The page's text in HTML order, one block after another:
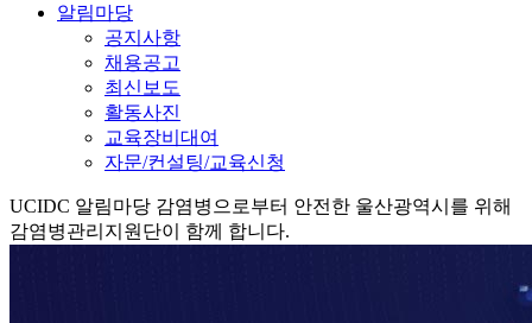
알림마당
공지사항
채용공고
최신보도
활동사진
교육장비대여
자문/컨설팅/교육신청
UCIDC 알림마당 감염병으로부터 안전한 울산광역시를 위해
감염병관리지원단이 함께 합니다.